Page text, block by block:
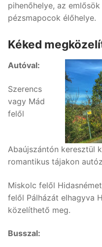
pihenőhelye, az
pézsmapocok élőhelye.
Kéked
Autóval:
Szerencs
vagy Mád
felől
Abaújszántón keresztül
romantikus tájakon
Miskolc felől
felől Pálházát elhagyva
közelíthető meg.
Busszal: